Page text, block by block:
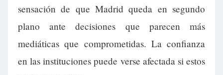
sensación de que Madrid queda en segundo
plano ante decisiones que parecen más
mediáticas que comprometidas. La confianza
en las instituciones puede verse afectada si estos